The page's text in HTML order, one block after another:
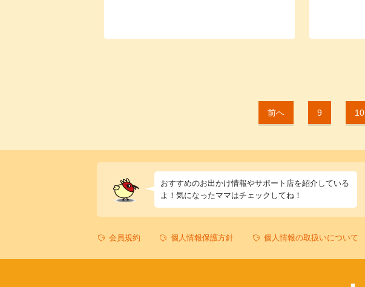
前へ 9 10
おすすめのお出かけ情報やサポート店を紹介している
よ！気になったママはチェックしてね！
会員規約 個人情報保護方針 個人情報の取扱いについて